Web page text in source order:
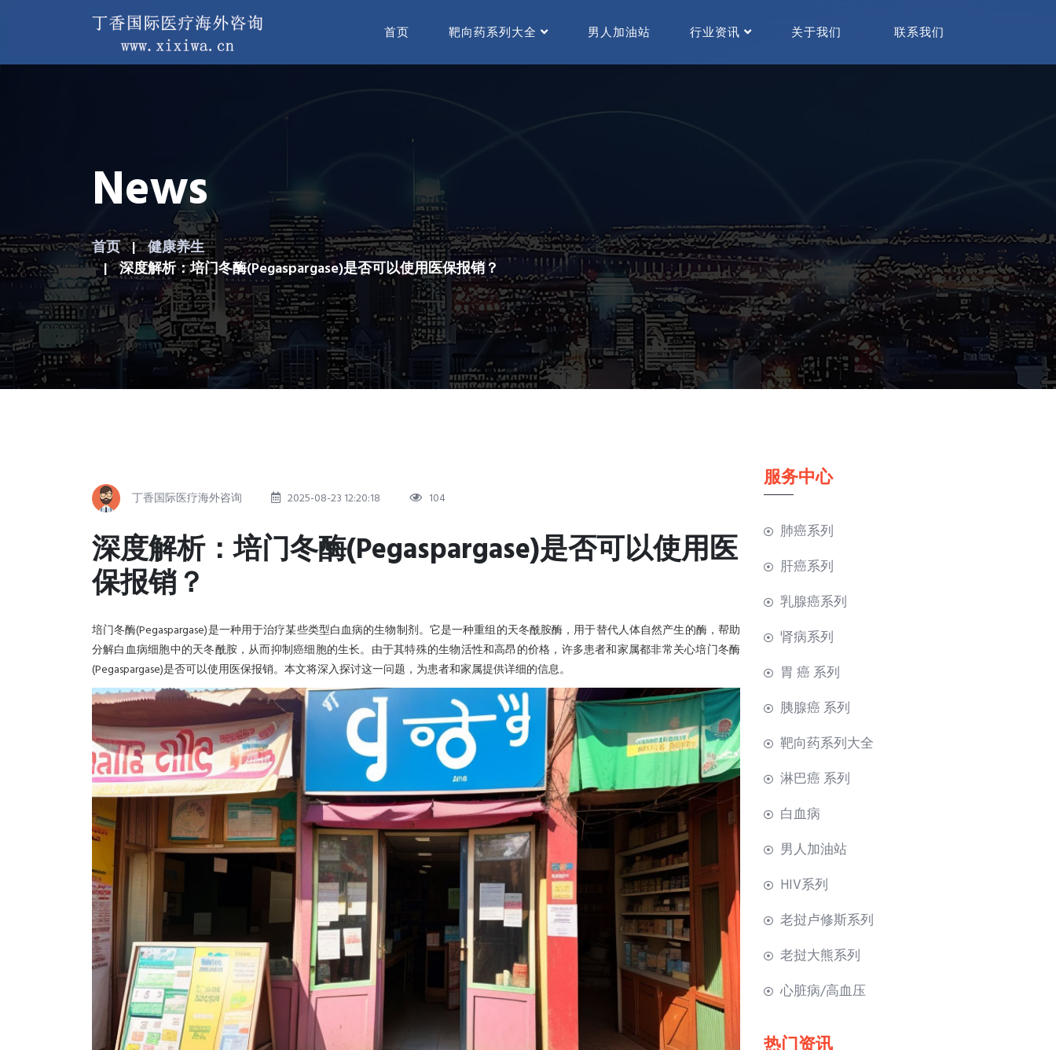
首页 靶向药系列大全 男人加油站 行业资讯 关于我们 联系我们
News
首页
健康养生
深度解析：培门冬酶(Pegaspargase)是否可以使用医保报销？
丁香国际医疗海外咨询 2025-08-23 12:20:18 104
深度解析：培门冬酶(Pegaspargase)是否可以使用医
保报销？
培门冬酶(Pegaspargase)是一种用于治疗某些类型白血病的生物制剂。它是一种重组的天冬酰胺酶，用于替代人体自然产生的酶，帮助
分解白血病细胞中的天冬酰胺，从而抑制癌细胞的生长。由于其特殊的生物活性和高昂的价格，许多患者和家属都非常关心培门冬酶
(Pegaspargase)是否可以使用医保报销。本文将深入探讨这一问题，为患者和家属提供详细的信息。
服务中心
肺癌系列
肝癌系列
乳腺癌系列
肾病系列
胃 癌 系列
胰腺癌 系列
靶向药系列大全
淋巴癌 系列
白血病
男人加油站
HIV系列
老挝卢修斯系列
老挝大熊系列
心脏病/高血压